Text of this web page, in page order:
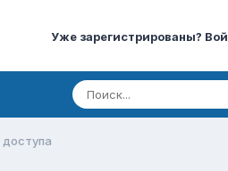
Уже зарегистрированы?